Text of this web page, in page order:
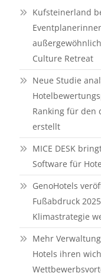
Kufsteinerland
Culture Retreat
Neue Studie
Ranking für den
erstellt
MICE DESK
Software für
GenoHotels
Fußabdruck
Klimastrategie
Mehr
Hotels ihren